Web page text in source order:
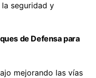
de Defensa para